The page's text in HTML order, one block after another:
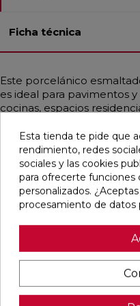
Ficha técnica
Este porcelánico
es ideal para pavimentos
cocinas, espacios
y artesanal, perfecto para
y mediterráneos.
simulando barro, es
lo que lo convierte en una
cualquier ambiente.
Pensamos
favorite
Esta tienda te pide que
rendimiento, redes
sociales y las cookies
para ofrecerte funciones
personalizados.
procesamiento de datos